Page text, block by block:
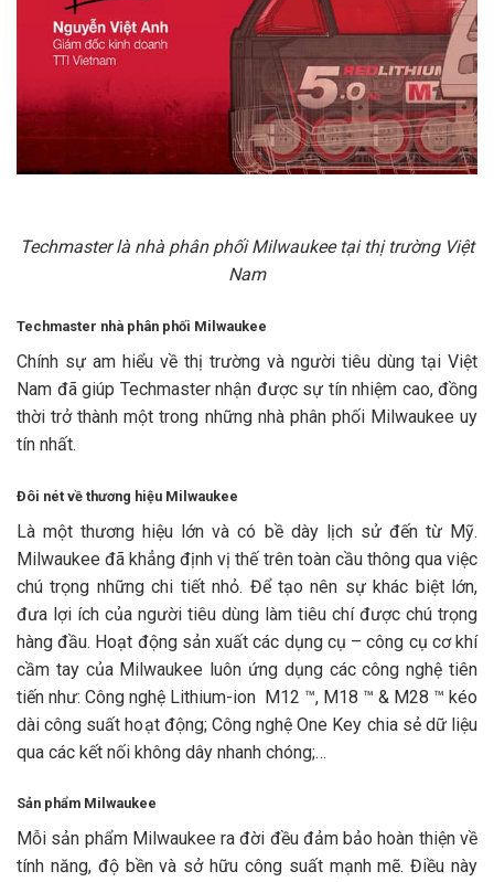
Techmaster là nhà phân phối Milwaukee tại thị trường Việt
Nam
Techmaster nhà phân phối Milwaukee
Chính sự am hiểu về thị trường và người tiêu dùng tại Việt
Nam đã giúp Techmaster nhận được sự tín nhiệm cao, đồng
thời trở thành một trong những nhà phân phối Milwaukee uy
tín nhất.
Đôi nét về thương hiệu Milwaukee
Là một thương hiệu lớn và có bề dày lịch sử đến từ Mỹ.
Milwaukee đã khẳng định vị thế trên toàn cầu thông qua việc
chú trọng những chi tiết nhỏ. Để tạo nên sự khác biệt lớn,
đưa lợi ích của người tiêu dùng làm tiêu chí được chú trọng
hàng đầu. Hoạt động sản xuất các dụng cụ – công cụ cơ khí
cầm tay của Milwaukee luôn ứng dụng các công nghệ tiên
tiến như: Công nghệ Lithium-ion M12 ™, M18 ™ & M28 ™ kéo
dài công suất hoạt động; Công nghệ One Key chia sẻ dữ liệu
qua các kết nối không dây nhanh chóng;…
Sản phẩm Milwaukee
Mỗi sản phẩm Milwaukee ra đời đều đảm bảo hoàn thiện về
tính năng, độ bền và sở hữu công suất mạnh mẽ. Điều này